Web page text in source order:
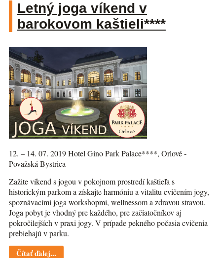
Letný joga víkend v
barokovom kaštieli****
12. – 14. 07. 2019 Hotel Gino Park Palace****, Orlové -
Považská Bystrica
Zažite víkend s jogou v pokojnom prostredí kaštieľa s
historickým parkom a získajte harmóniu a vitalitu cvičením jogy,
spoznávacími joga workshopmi, wellnessom a zdravou stravou.
Joga pobyt je vhodný pre každého, pre začiatočníkov aj
pokročilejších v praxi jogy. V prípade pekného počasia cvičenia
prebiehajú v parku.
Čítať ďalej...